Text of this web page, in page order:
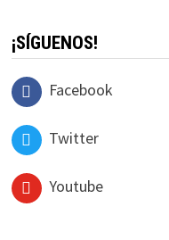
¡SÍGUENOS!
Facebook
Twitter
Youtube